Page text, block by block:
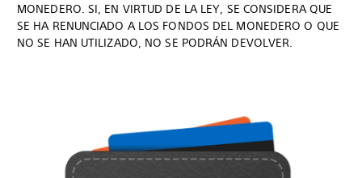
MONEDERO. SI, EN VIRTUD DE LA LEY, SE CONSIDERA QUE
SE HA RENUNCIADO A LOS FONDOS DEL MONEDERO O QUE
NO SE HAN UTILIZADO, NO SE PODRÁN DEVOLVER.